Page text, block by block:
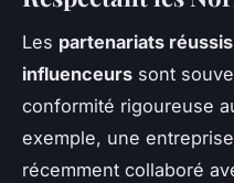
Les partenariats réussis
influenceurs sont
conformité rigoureuse
exemple, une
récemment collaboré